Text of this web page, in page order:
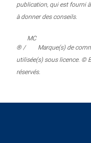
publication, qui est fourni
à donner des conseils.
® /
MC
Marque(s) de
utilisée(s) sous licence. ©
réservés.